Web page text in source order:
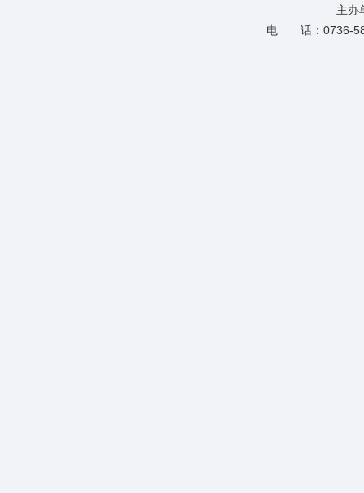
主
电 话：0736-